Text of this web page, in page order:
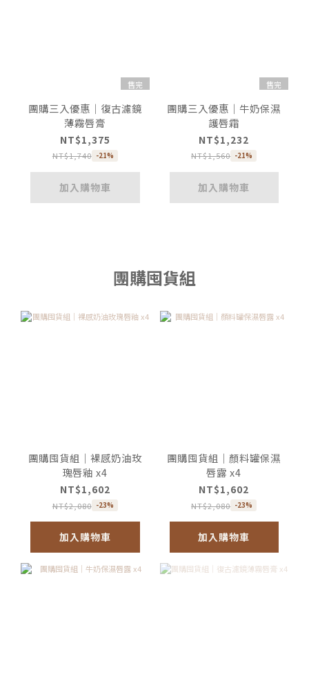
售完
團購三入優惠｜復古濾鏡
薄霧唇膏
NT$1,375
NT$1,740 -21%
加入購物車
售完
團購三入優惠｜牛奶保濕
護唇霜
NT$1,232
NT$1,560 -21%
加入購物車
團購囤貨組
團購囤貨組｜裸感奶油玫
瑰唇釉 x4
NT$1,602
NT$2,080 -23%
加入購物車
團購囤貨組｜顏料罐保濕
唇露 x4
NT$1,602
NT$2,080 -23%
加入購物車